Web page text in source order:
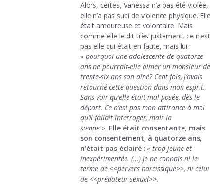
Alors, certes, Vanessa n’a pas été violée,
elle n’a pas subi de violence physique. Elle
était amoureuse et volontaire. Mais
comme elle le dit très justement, ce n’est
pas elle qui était en faute, mais lui :
« pourquoi une adolescente de quatorze
ans ne pourrait-elle aimer un monsieur de
trente-six ans son aîné? Cent fois, j’avais
retourné cette question dans mon esprit.
Sans voir qu’elle était mal posée, dès le
départ. Ce n’est pas mon attirance à moi
qu’il fallait interroger, mais la
sienne ». Elle était consentante, mais
son consentement, à quatorze ans,
n’était pas éclairé : « trop jeune et
inexpérimentée. (…) je ne connais ni le
terme de <<pervers narcissique>>, ni celui
de <<prédateur sexuel>>.